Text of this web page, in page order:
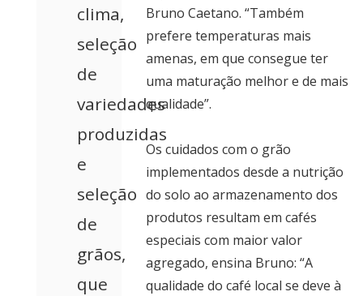
clima,
seleção
de
variedades
produzidas
e
seleção
de
grãos,
que
Bruno Caetano. “Também
prefere temperaturas mais
amenas, em que consegue ter
uma maturação melhor e de mais
qualidade”.
Os cuidados com o grão
implementados desde a nutrição
do solo ao armazenamento dos
produtos resultam em cafés
especiais com maior valor
agregado, ensina Bruno: “A
qualidade do café local se deve à